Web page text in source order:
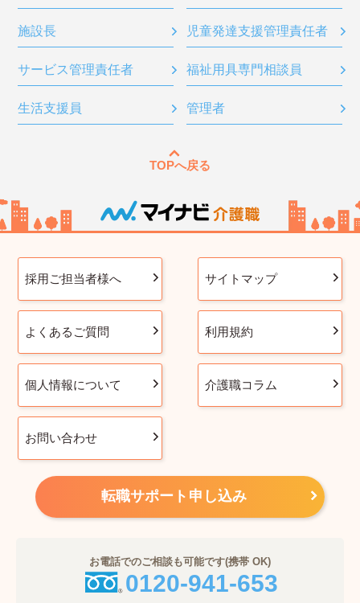
施設長 児童発達支援管理責任者
サービス管理責任者 福祉用具専門相談員
生活支援員 管理者
TOPへ戻る
採用ご担当者様へ サイトマップ
よくあるご質問 利用規約
個人情報について 介護職コラム
お問い合わせ
転職サポート申し込み
お電話でのご相談も可能です(携帯 OK)
0120-941-653